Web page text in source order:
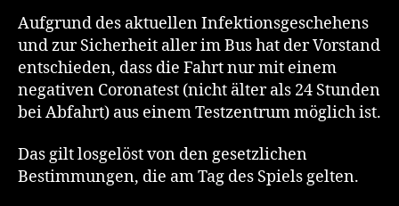
Aufgrund des aktuellen Infektionsgeschehens
und zur Sicherheit aller im Bus hat der Vorstand
entschieden, dass die Fahrt nur mit einem
negativen Coronatest (nicht älter als 24 Stunden
bei Abfahrt) aus einem Testzentrum möglich ist.
Das gilt losgelöst von den gesetzlichen
Bestimmungen, die am Tag des Spiels gelten.